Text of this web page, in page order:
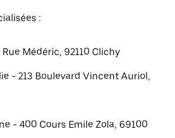
:
Médéric, 92110 Clichy
- 213 Boulevard Vincent Auriol,
- 400 Cours Emile Zola, 69100